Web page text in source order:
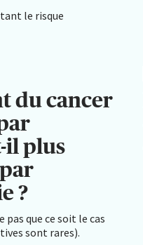
le risque
du cancer
il plus
?
pas que ce soit le cas
sont rares).